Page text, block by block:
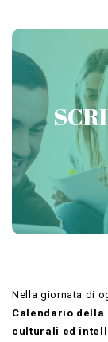
Nella giornata di
Calendario
culturali ed